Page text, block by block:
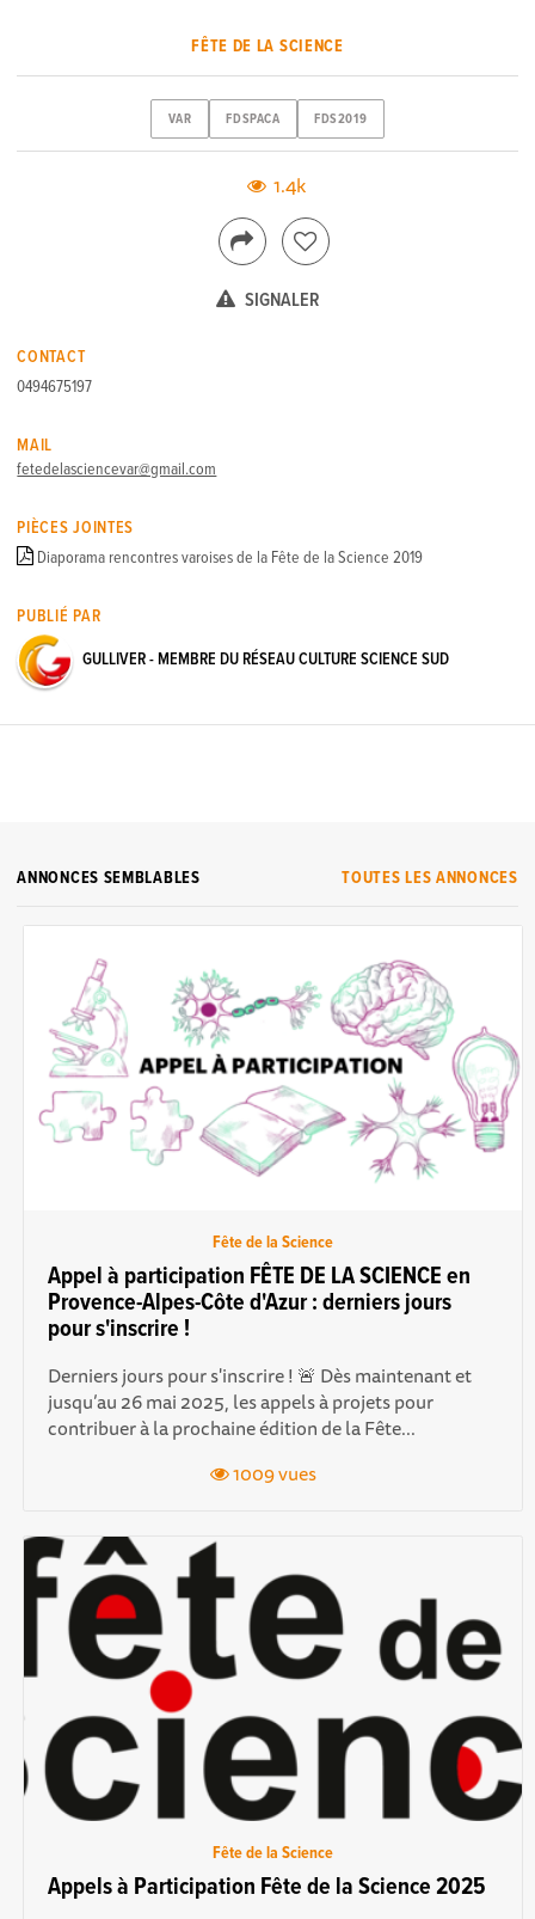
FÊTE DE LA SCIENCE
VAR FDSPACA FDS2019
1.4k
SIGNALER
CONTACT
0494675197
MAIL
fetedelasciencevar@gmail.com
PIÈCES JOINTES
Diaporama rencontres varoises de la Fête de la Science 2019
PUBLIÉ PAR
GULLIVER - MEMBRE DU RÉSEAU CULTURE SCIENCE SUD
TOUTES LES ANNONCES
ANNONCES SEMBLABLES
Fête de la Science
Appel à participation FÊTE DE LA SCIENCE en
Provence-Alpes-Côte d'Azur : derniers jours
pour s'inscrire !
Derniers jours pour s'inscrire ! 🚨 Dès maintenant et
jusqu’au 26 mai 2025, les appels à projets pour
contribuer à la prochaine édition de la Fête...
1009 vues
Fête de la Science
Appels à Participation Fête de la Science 2025